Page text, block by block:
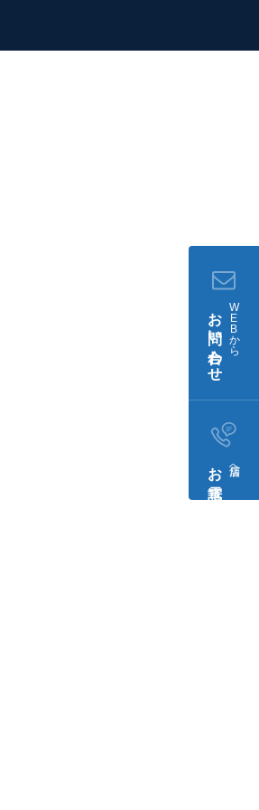
W
E
B
か
ら
お問い合わせ
店舗へ
お電話​